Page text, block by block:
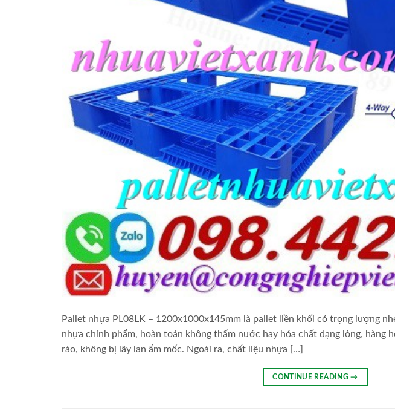
Pallet nhựa PL08LK – 1200x1000x145mm là pallet liền khối có trọng lượng
nhựa chính phẩm, hoàn toán không thấm nước hay hóa chất dạng lỏng, hàng
ráo, không bị lây lan ẩm mốc. Ngoài ra, chất liệu nhựa […]
CONTINUE READING→